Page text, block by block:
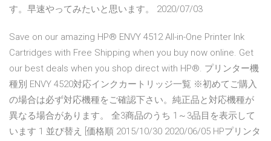
す。早速やってみたいと思います。 2020/07/03
Save on our amazing HP® ENVY 4512 All-in-One Printer Ink
Cartridges with Free Shipping when you buy now online. Get
our best deals when you shop direct with HP®. プリンター機
種別 ENVY 4520対応インクカートリッジ一覧 ※初めてご購入
の場合は必ず対応機種をご確認下さい。純正品と対応機種が
異なる場合があります。 全3商品のうち 1～3品目を表示して
います 1 並び替え [価格順 2015/10/30 2020/06/05 HPプリンタ